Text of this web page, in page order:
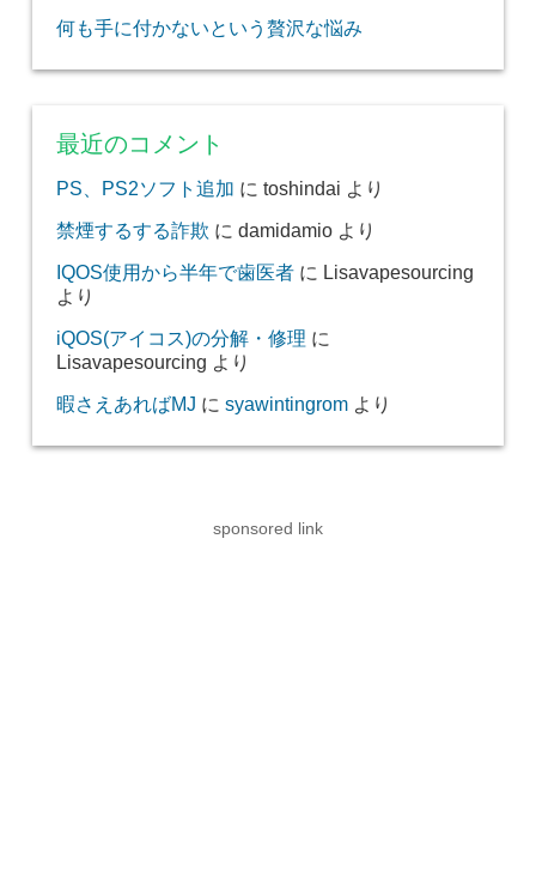
何も手に付かないという贅沢な悩み
最近のコメント
PS、PS2ソフト追加 に toshindai より
禁煙するする詐欺 に damidamioより
IQOS使用から半年で歯医者に Lisavapesourcing
より
iQOS(アイコス)の分解・修理 に
Lisavapesourcing より
暇さえあればMJ に syawintingromより
sponsored link